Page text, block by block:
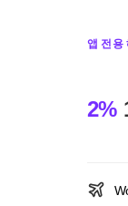
앱 전용
2%